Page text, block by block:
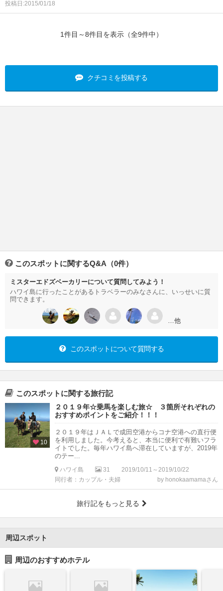
投稿日:2015/01/18
1件目～8件目を表示（全9件中）
クチコミを投稿する
このスポットに関するQ&A（0件）
ミスターエドズベーカリーについて質問してみよう！
ハワイ島に行ったことがあるトラベラーのみなさんに、いっせいに質
問できます。
…他
このスポットについて質問する
このスポットに関する旅行記
10
２０１９年☆乗馬を楽しむ旅☆ ３箇所それぞれの
おすすめポイントをご紹介！！！
２０１９年はＪＡＬで成田空港からコナ空港への直行便
を利用しました。今考えると、本当に便利で有難いフラ
イトでした。毎年ハワイ島へ滞在していますが、2019年
のテー...
ハワイ島 31
2019/10/11～2019/10/22
同行者：カップル・夫婦
by honokaamamaさん
旅行記をもっと見る
周辺スポット
周辺のおすすめホテル